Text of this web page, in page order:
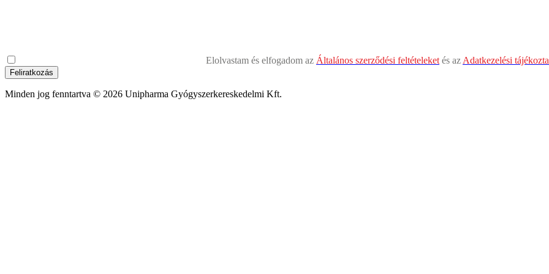
Elolvastam és elfogadom az Általános szerződési feltételeket és az Adatkezelési
Feliratkozás
Minden jog fenntartva © 2026 Unipharma Gyógyszerkereskedelmi Kft.